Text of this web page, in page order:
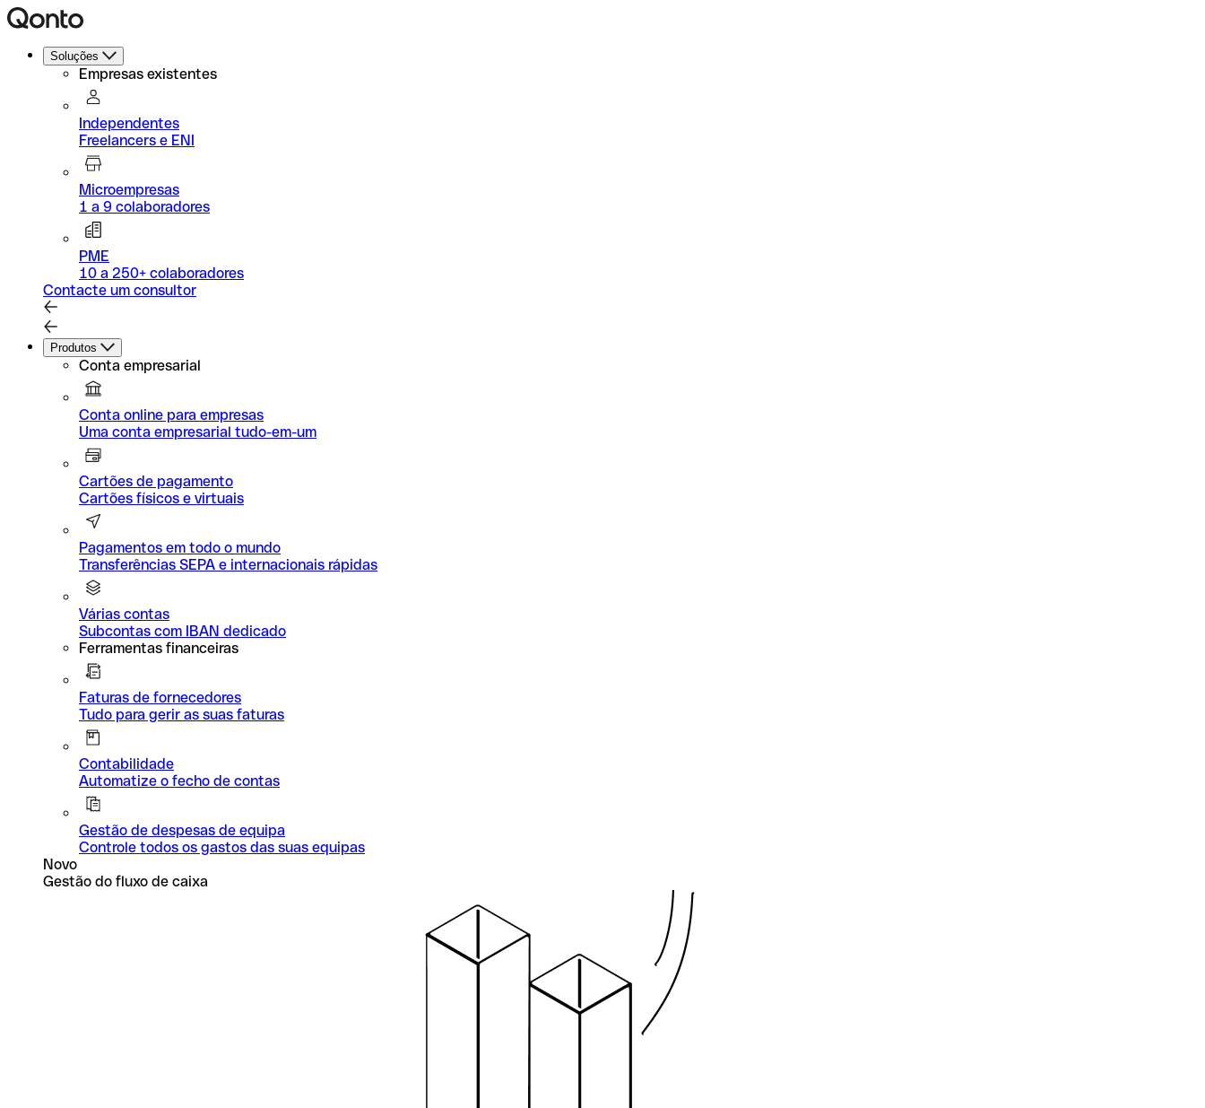
Soluções
Empresas existentes
Independentes
Freelancers e ENI
Microempresas
1 a 9 colaboradores
PME
10 a 250+ colaboradores
Contacte um consultor
Produtos
Conta empresarial
Conta online para empresas
Uma conta empresarial tudo-em-um
Cartões de pagamento
Cartões físicos e virtuais
Pagamentos em todo o mundo
Transferências SEPA e internacionais rápidas
Várias contas
Subcontas com IBAN dedicado
Ferramentas financeiras
Faturas de fornecedores
Tudo para gerir as suas faturas
Contabilidade
Automatize o fecho de contas
Gestão de despesas de equipa
Controle todos os gastos das suas equipas
Novo
Gestão do fluxo de caixa